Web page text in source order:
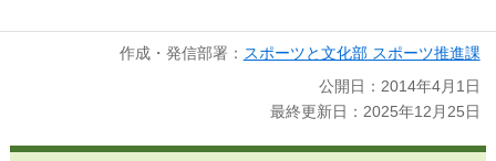
作成・発信部署： スポーツと文化部 スポーツ推進課
公開日：2014年4月1日
最終更新日：2025年12月25日